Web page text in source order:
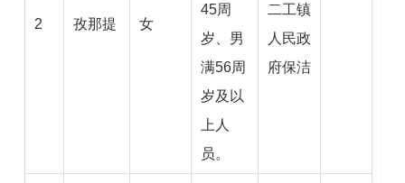
2 孜那提 女
45周
岁、男
满56周
岁及以
上人
员。
二工镇
人民政
府保洁